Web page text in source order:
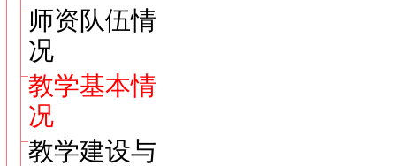
师资队伍情
况
教学基本情
况
教学建设与